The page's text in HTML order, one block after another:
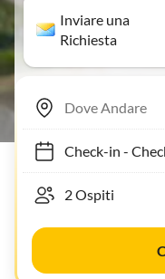
Inviare una
Richiesta
Check-in-